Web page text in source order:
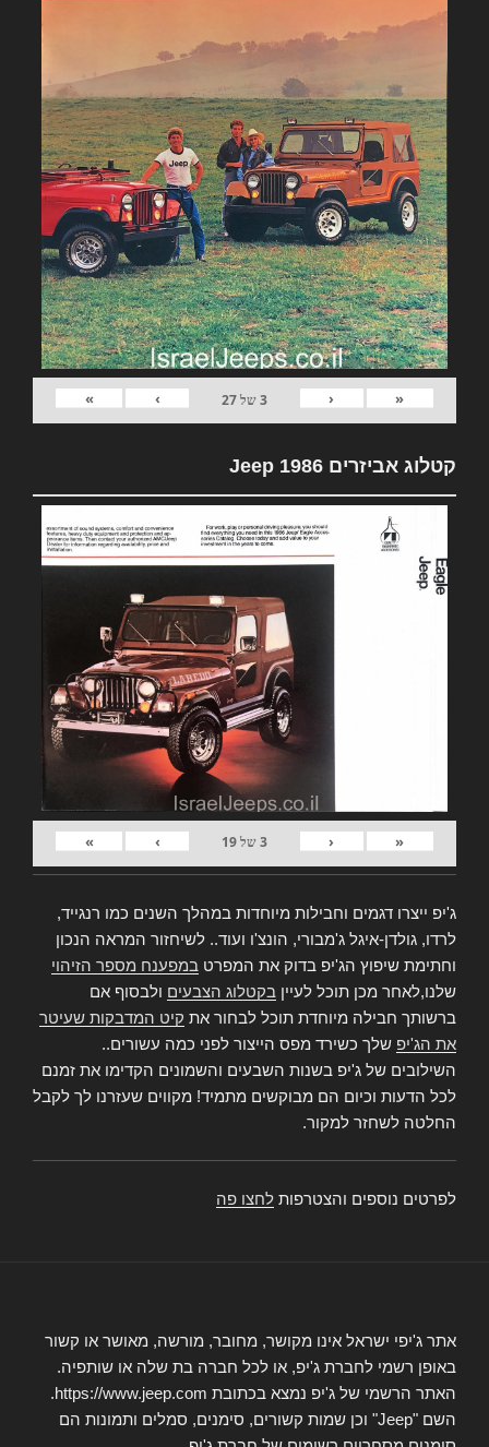
«
‹
3של27
›
»
קטלוג אביזרים Jeep 1986
«
‹
3של19
›
»
ג'יפ ייצרו דגמים וחבילות מיוחדות במהלך השנים כמו רנגייד,
לרדו, גולדן-איגל ג'מבורי, הונצ'ו ועוד.. לשיחזור המראה הנכון
וחתימת שיפוץ הג'יפ בדוק את המפרט במפענח מספר הזיהוי
שלנו,לאחר מכן תוכל לעיין בקטלוג הצבעים ולבסוף אם
ברשותך חבילה מיוחדת תוכל לבחור את קיט המדבקות שעיטר
את הג'יפ שלך כשירד מפס הייצור לפני כמה עשורים..
השילובים של ג'יפ בשנות השבעים והשמונים הקדימו את זמנם
לכל הדעות וכיום הם מבוקשים מתמיד! מקווים שעזרנו לך לקבל
החלטה לשחזר למקור.
לפרטים נוספים והצטרפות לחצו פה
אתר ג'יפי ישראל אינו מקושר, מחובר, מורשה, מאושר או קשור
באופן רשמי לחברת ג'יפ, או לכל חברה בת שלה או שותפיה.
האתר הרשמי של ג'יפ נמצא בכתובת https://www.jeep.com.
השם "Jeep" וכן שמות קשורים, סימנים, סמלים ותמונות הם